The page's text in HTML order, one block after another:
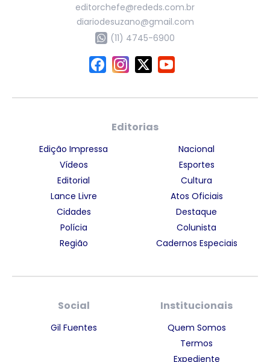
editorchefe@rededs.com.br
diariodesuzano@gmail.com
(11) 4745-6900
Editorias
Edição Impressa
Vídeos
Editorial
Lance Livre
Cidades
Polícia
Região
Nacional
Esportes
Cultura
Atos Oficiais
Destaque
Colunista
Cadernos Especiais
Social
Gil Fuentes
Institucionais
Quem Somos
Termos
Expediente